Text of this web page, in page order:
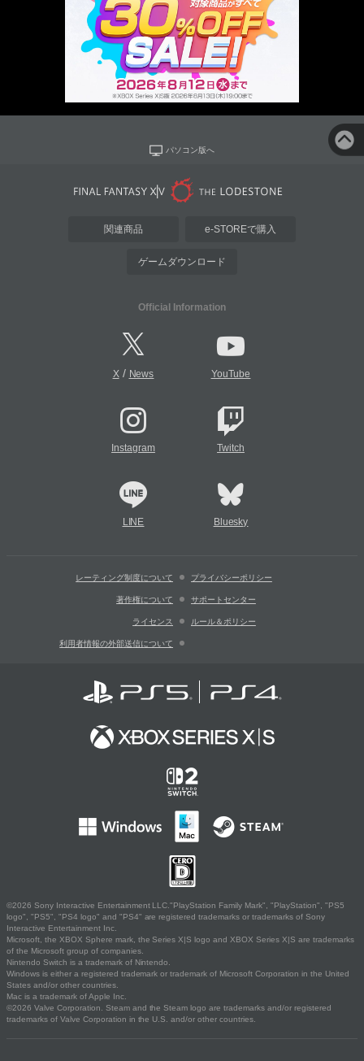
パソコン版へ
関連商品 e-STOREで購入
ゲームダウンロード
Official Information
X/ News YouTube
Instagram Twitch
LINE Bluesky
レーティング制度について プライバシーポリシー
著作権について サポートセンター
ライセンス ルール＆ポリシー
利用者情報の外部送信について
©2026 Sony Interactive Entertainment LLC."PlayStation Family Mark", "PlayStation", "PS5
logo", "PS5", "PS4 logo" and "PS4" are registered trademarks or trademarks of Sony
Interactive Entertainment Inc.
Microsoft, the XBOX Sphere mark, the Series X|S logo and XBOX Series X|S are trademarks
of the Microsoft group of companies.
Nintendo Switch is a trademark of Nintendo.
Windows is either a registered trademark or trademark of Microsoft Corporation in the United
States and/or other countries.
Mac is a trademark of Apple Inc.
©2026 Valve Corporation. Steam and the Steam logo are trademarks and/or registered
trademarks of Valve Corporation in the U.S. and/or other countries.